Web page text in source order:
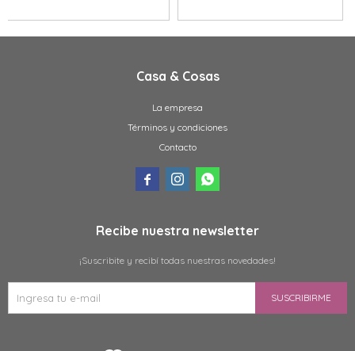
Casa & Cosas
La empresa
Términos y condiciones
Contacto
  
Recibe nuestra newsletter
¡Suscribite y recibí todas nuestras novedades!
SUSCRIBIRME